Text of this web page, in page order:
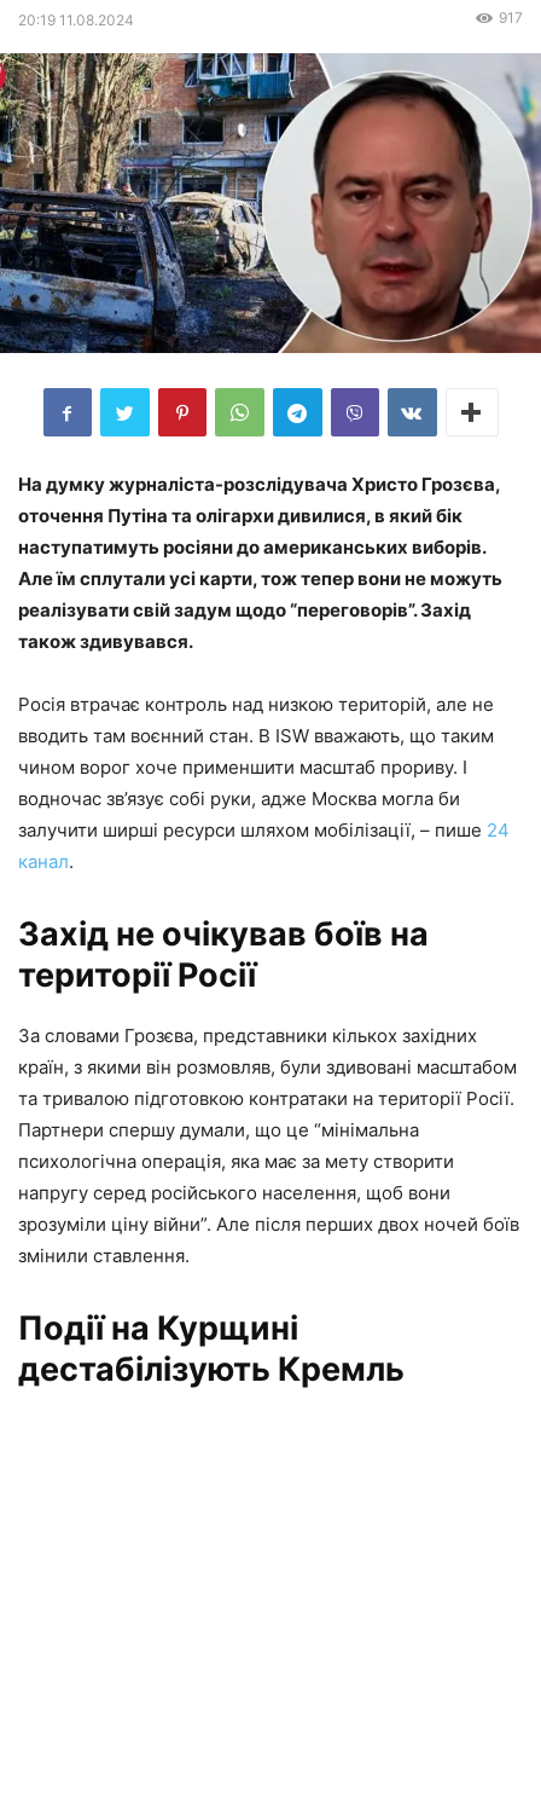
20:19 11.08.2024 917
На думку журналіста-розслідувача Христо Грозєва,
оточення Путіна та олігархи дивилися, в який бік
наступатимуть росіяни до американських виборів.
Але їм сплутали усі карти, тож тепер вони не можуть
реалізувати свій задум щодо “переговорів”. Захід
також здивувався.
Росія втрачає контроль над низкою територій, але не
вводить там воєнний стан. В ISW вважають, що таким
чином ворог хоче применшити масштаб прориву. І
водночас зв’язує собі руки, адже Москва могла би
залучити ширші ресурси шляхом мобілізації, – пише 24
канал.
Захід не очікував боїв на
території Росії
За словами Грозєва, представники кількох західних
країн, з якими він розмовляв, були здивовані масштабом
та тривалою підготовкою контратаки на території Росії.
Партнери спершу думали, що це “мінімальна
психологічна операція, яка має за мету створити
напругу серед російського населення, щоб вони
зрозуміли ціну війни”. Але після перших двох ночей боїв
змінили ставлення.
Події на Курщині
дестабілізують Кремль